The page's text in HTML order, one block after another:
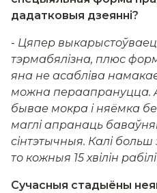
дадатковыя дзеянні?
- Цяпер
тэрмабялізна, плюс
яна не асабліва
можна пераапрануцца.
бывае мокра і няёмка
маглі апранаць
сінтэтычныя. Калі больш
то кожныя 15 хвілін
Сучасныя стадыёны